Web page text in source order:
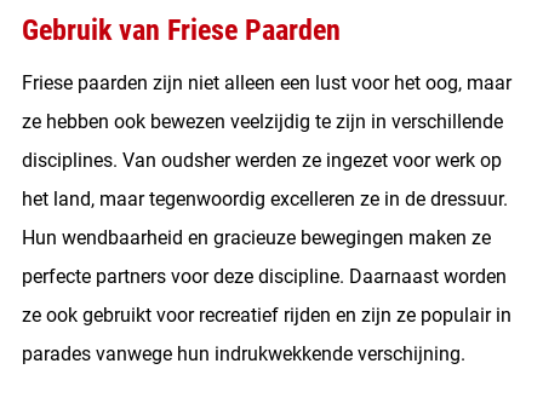
Gebruik van Friese Paarden
Friese paarden zijn niet alleen een lust voor het oog, maar
ze hebben ook bewezen veelzijdig te zijn in verschillende
disciplines. Van oudsher werden ze ingezet voor werk op
het land, maar tegenwoordig excelleren ze in de dressuur.
Hun wendbaarheid en gracieuze bewegingen maken ze
perfecte partners voor deze discipline. Daarnaast worden
ze ook gebruikt voor recreatief rijden en zijn ze populair in
parades vanwege hun indrukwekkende verschijning.